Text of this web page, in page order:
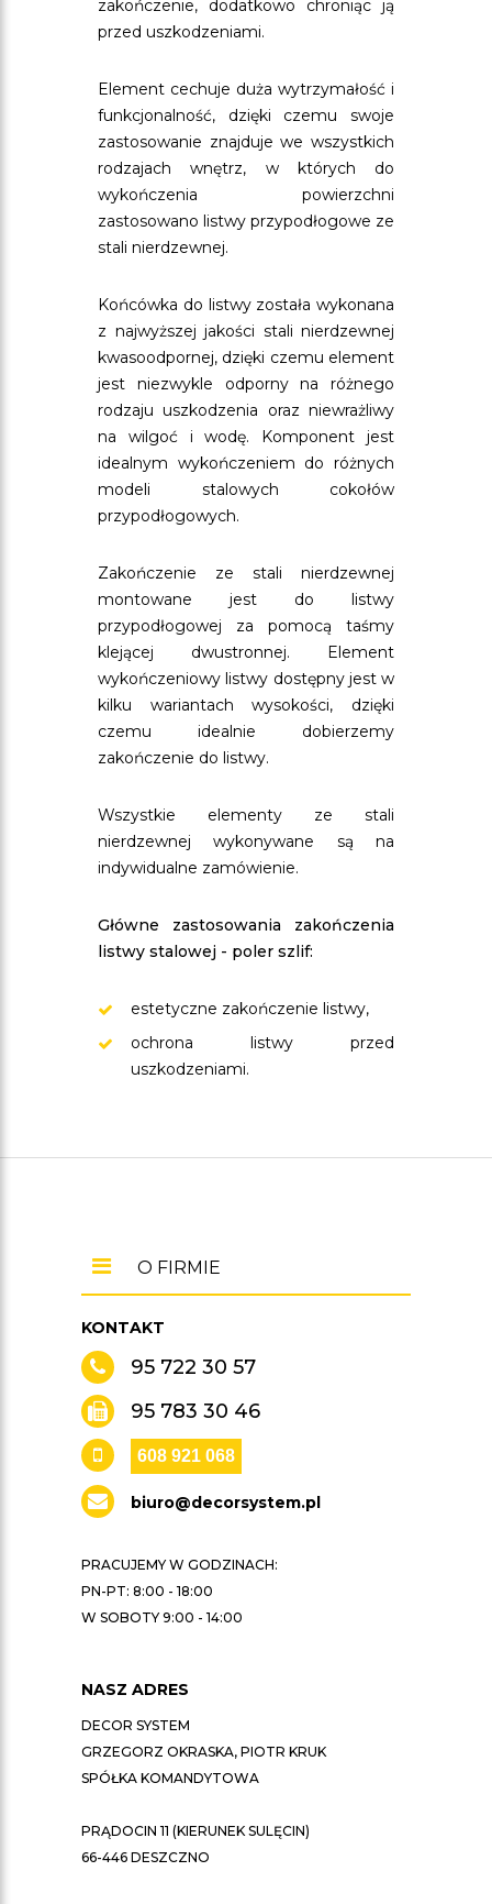
zakończenie, dodatkowo chroniąc ją
przed uszkodzeniami.
Element cechuje duża wytrzymałość i
funkcjonalność, dzięki czemu swoje
zastosowanie znajduje we wszystkich
rodzajach wnętrz, w których do
wykończenia powierzchni
zastosowano listwy przypodłogowe ze
stali nierdzewnej.
Końcówka do listwy została wykonana
z najwyższej jakości stali nierdzewnej
kwasoodpornej, dzięki czemu element
jest niezwykle odporny na różnego
rodzaju uszkodzenia oraz niewrażliwy
na wilgoć i wodę. Komponent jest
idealnym wykończeniem do różnych
modeli stalowych cokołów
przypodłogowych.
Zakończenie ze stali nierdzewnej
montowane jest do listwy
przypodłogowej za pomocą taśmy
klejącej dwustronnej. Element
wykończeniowy listwy dostępny jest w
kilku wariantach wysokości, dzięki
czemu idealnie dobierzemy
zakończenie do listwy.
Wszystkie elementy ze stali
nierdzewnej wykonywane są na
indywidualne zamówienie.
Główne zastosowania zakończenia
listwy stalowej - poler szlif:
estetyczne zakończenie listwy,
ochrona listwy przed
uszkodzeniami.
KONTAKT
95 722 30 57
95 783 30 46
608 921 068
biuro@decorsystem.pl
PRACUJEMY W GODZINACH:
PN-PT: 8:00 - 18:00
W SOBOTY 9:00 - 14:00
NASZ ADRES
DECOR SYSTEM
GRZEGORZ OKRASKA, PIOTR KRUK
SPÓŁKA KOMANDYTOWA
PRĄDOCIN 11 (KIERUNEK SULĘCIN)
66-446 DESZCZNO
O FIRMIE